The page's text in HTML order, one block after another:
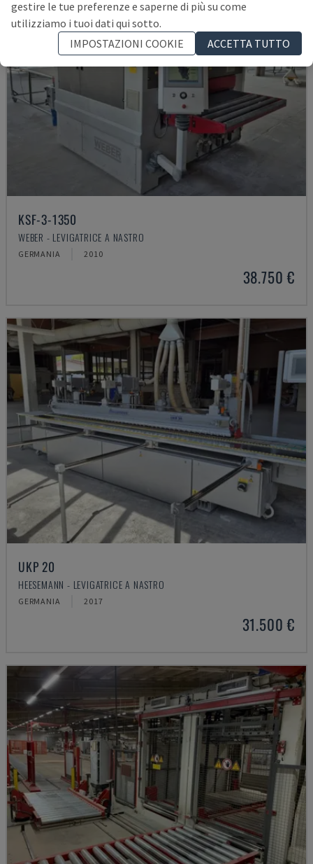
KSF-3-1350
WEBER - LEVIGATRICE A NASTRO
GERMANIA 2010
38.750 €
UKP 20
HEESEMANN - LEVIGATRICE A NASTRO
GERMANIA 2017
31.500 €
gestire le tue preferenze e saperne di più su come
utilizziamo i tuoi dati qui sotto.
IMPOSTAZIONI COOKIE
ACCETTA TUTTO